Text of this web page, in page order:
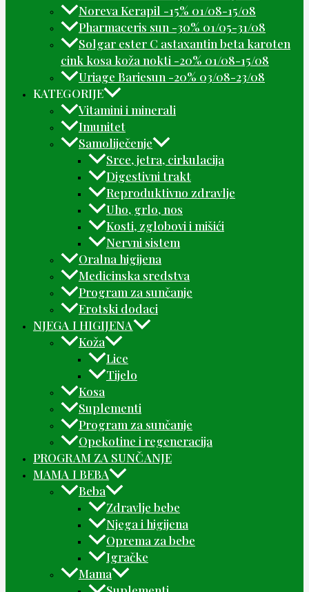
Noreva Kerapil -15% 01/08-15/08
Pharmaceris sun -30% 01/05-31/08
Solgar ester C astaxantin beta karoten
cink kosa koža nokti -20% 01/08-15/08
Uriage Bariesun -20% 03/08-23/08
KATEGORIJE
Vitamini i minerali
Imunitet
Samoliječenje
Srce, jetra, cirkulacija
Digestivni trakt
Reproduktivno zdravlje
Uho, grlo, nos
Kosti, zglobovi i mišići
Nervni sistem
Oralna higijena
Medicinska sredstva
Program za sunčanje
Erotski dodaci
NJEGA I HIGIJENA
Koža
Lice
Tijelo
Kosa
Suplementi
Program za sunčanje
Opekotine i regeneracija
PROGRAM ZA SUNČANJE
MAMA I BEBA
Beba
Zdravlje bebe
Njega i higijena
Oprema za bebe
Igračke
Mama